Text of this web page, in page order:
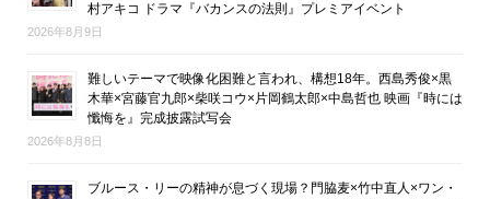
村アキコ ドラマ『バカンスの法則』プレミアイベント
2026年8月9日
難しいテーマで映像化困難と言われ、構想18年。西島秀俊×黒
木華×宮藤官九郎×柴咲コウ×片岡鶴太郎×中島哲也 映画『時には
懺悔を』完成披露試写会
2026年8月8日
ブルース・リーの精神が息づく現場？門脇麦×竹中直人×ワン・